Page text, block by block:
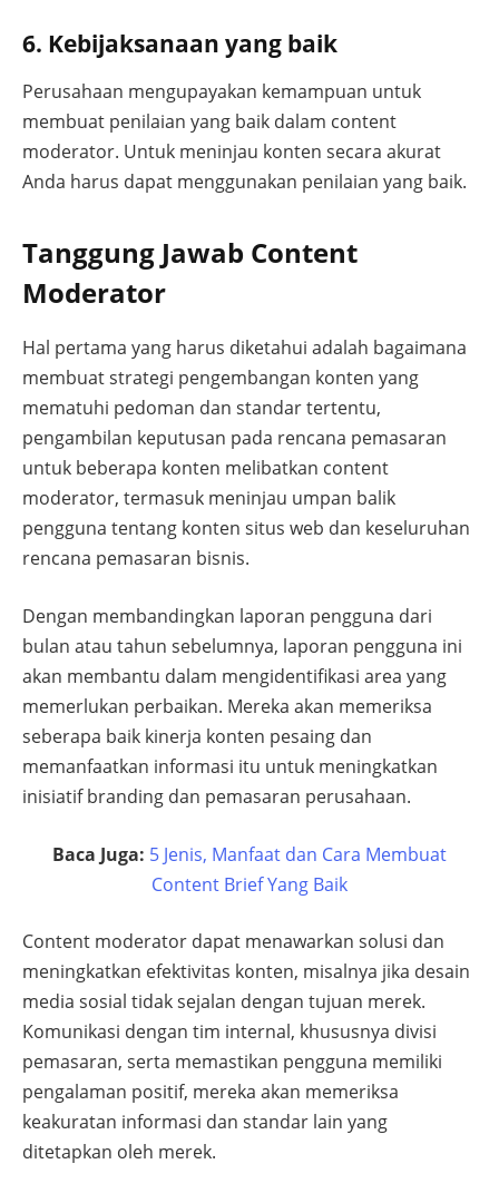
6. Kebijaksanaan yang baik
Perusahaan mengupayakan kemampuan untuk
membuat penilaian yang baik dalam content
moderator. Untuk meninjau konten secara akurat
Anda harus dapat menggunakan penilaian yang baik.
Tanggung Jawab Content
Moderator
Hal pertama yang harus diketahui adalah bagaimana
membuat strategi pengembangan konten yang
mematuhi pedoman dan standar tertentu,
pengambilan keputusan pada rencana pemasaran
untuk beberapa konten melibatkan content
moderator, termasuk meninjau umpan balik
pengguna tentang konten situs web dan keseluruhan
rencana pemasaran bisnis.
Dengan membandingkan laporan pengguna dari
bulan atau tahun sebelumnya, laporan pengguna ini
akan membantu dalam mengidentifikasi area yang
memerlukan perbaikan. Mereka akan memeriksa
seberapa baik kinerja konten pesaing dan
memanfaatkan informasi itu untuk meningkatkan
inisiatif branding dan pemasaran perusahaan.
Baca Juga: 5 Jenis, Manfaat dan Cara Membuat
Content Brief Yang Baik
Content moderator dapat menawarkan solusi dan
meningkatkan efektivitas konten, misalnya jika desain
media sosial tidak sejalan dengan tujuan merek.
Komunikasi dengan tim internal, khususnya divisi
pemasaran, serta memastikan pengguna memiliki
pengalaman positif, mereka akan memeriksa
keakuratan informasi dan standar lain yang
ditetapkan oleh merek.